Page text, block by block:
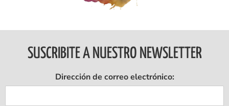
SUSCRIBITE A NUESTRO NEWSLETTER
Dirección de correo electrónico: